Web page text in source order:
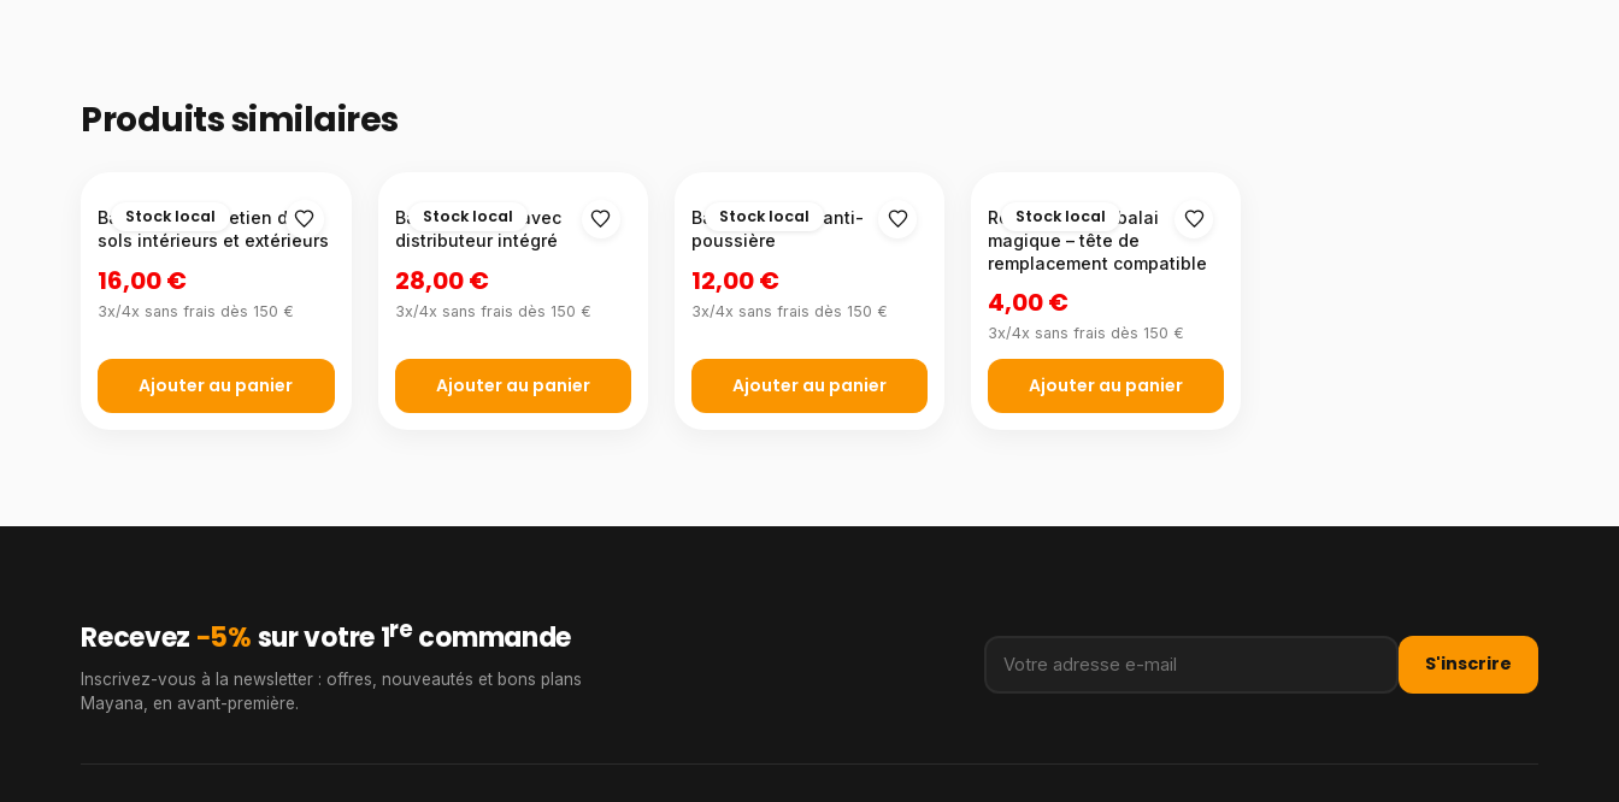
Produits similaires
Stock local
Balai vert – entretien des
sols intérieurs et extérieurs
16,00 €
3x/4x sans frais dès 150 €
Ajouter au panier
Stock local
Balai magique avec
distributeur intégré
28,00 €
3x/4x sans frais dès 150 €
Ajouter au panier
Stock local
Balai extra plat anti-
poussière
12,00 €
3x/4x sans frais dès 150 €
Ajouter au panier
Stock local
Recharge pour balai
magique – tête de
remplacement compatible
4,00 €
3x/4x sans frais dès 150 €
Ajouter au panier
Recevez −5%sur votre 1recommande
Inscrivez-vous à la newsletter : offres, nouveautés et bons plans
Mayana, en avant-première.
S'inscrire